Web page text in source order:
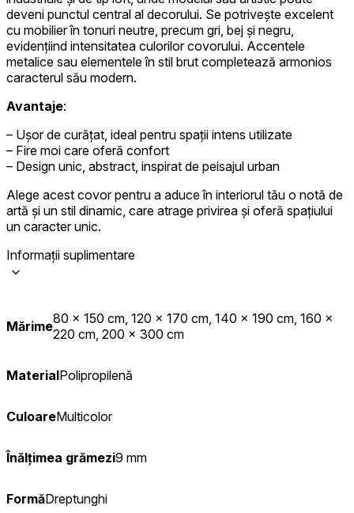
deveni punctul central al decorului. Se potrivește excelent
cu mobilier în tonuri neutre, precum gri, bej și negru,
evidențiind intensitatea culorilor covorului. Accentele
metalice sau elementele în stil brut completează armonios
caracterul său modern.
Avantaje:
– Ușor de curățat, ideal pentru spații intens utilizate
– Fire moi care oferă confort
– Design unic, abstract, inspirat de peisajul urban
Alege acest covor pentru a aduce în interiorul tău o notă de
artă și un stil dinamic, care atrage privirea și oferă spațiului
un caracter unic.
Informații suplimentare
Mărime80 x 150 cm, 120 x 170 cm, 140 x 190 cm, 160 x
220 cm, 200 x 300 cm
MaterialPolipropilenă
CuloareMulticolor
Înălțimea grămezi9 mm
FormăDreptunghi